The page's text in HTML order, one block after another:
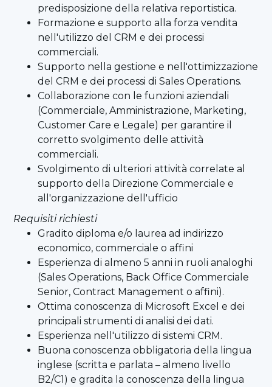
predisposizione della relativa reportistica.
Formazione e supporto alla forza vendita
nell'utilizzo del CRM e dei processi
commerciali.
Supporto nella gestione e nell'ottimizzazione
del CRM e dei processi di Sales Operations.
Collaborazione con le funzioni aziendali
(Commerciale, Amministrazione, Marketing,
Customer Care e Legale) per garantire il
corretto svolgimento delle attività
commerciali.
Svolgimento di ulteriori attività correlate al
supporto della Direzione Commerciale e
all'organizzazione dell'ufficio
Requisiti richiesti
Gradito diploma e/o laurea ad indirizzo
economico, commerciale o affini
Esperienza di almeno 5 anni in ruoli analoghi
(Sales Operations, Back Office Commerciale
Senior, Contract Management o affini).
Ottima conoscenza di Microsoft Excel e dei
principali strumenti di analisi dei dati.
Esperienza nell'utilizzo di sistemi CRM.
Buona conoscenza obbligatoria della lingua
inglese (scritta e parlata – almeno livello
B2/C1) e gradita la conoscenza della lingua